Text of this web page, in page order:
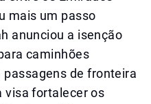
mais um passo
anunciou a isenção
caminhões
passagens de fronteira
visa fortalecer os